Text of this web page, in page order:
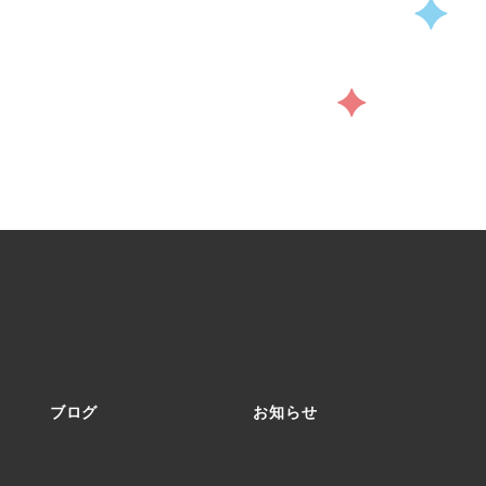
ブログ お知らせ